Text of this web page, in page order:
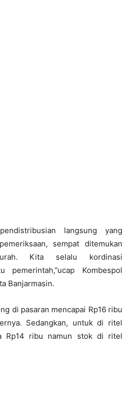
langsung yang
sempat ditemukan
Kita selalu kordinasi
pemerintah,”ucap Kombespol
Banjarmasin.
di pasaran mencapai Rp16 ribu
Sedangkan, untuk di ritel
Rp14 ribu namun stok di ritel